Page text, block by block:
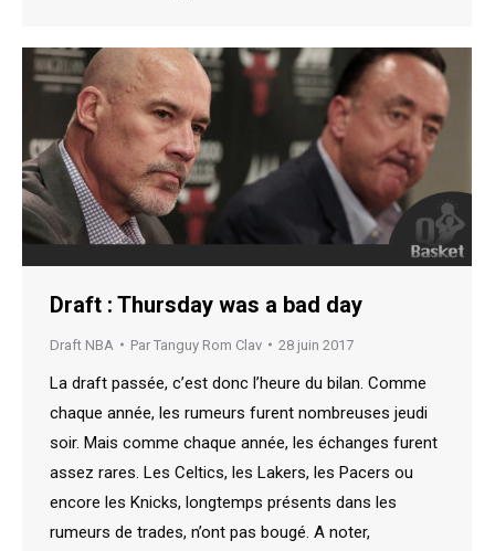
Draft : Thursday was a bad day
Draft NBA Par Tanguy Rom Clav 28 juin 2017
La draft passée, c’est donc l’heure du bilan. Comme
chaque année, les rumeurs furent nombreuses jeudi
soir. Mais comme chaque année, les échanges furent
assez rares. Les Celtics, les Lakers, les Pacers ou
encore les Knicks, longtemps présents dans les
rumeurs de trades, n’ont pas bougé. A noter,